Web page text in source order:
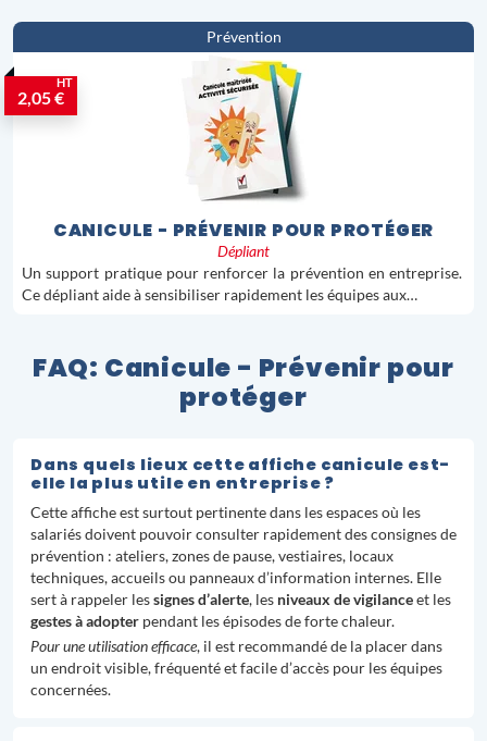
Prévention
2,05 €
HT
CANICULE - PRÉVENIR POUR PROTÉGER
Dépliant
Un support pratique pour renforcer la prévention en entreprise.
Ce dépliant aide à sensibiliser rapidement les équipes aux…
FAQ: Canicule - Prévenir pour
protéger
Dans quels lieux cette affiche canicule est-
elle la plus utile en entreprise ?
Cette affiche est surtout pertinente dans les espaces où les
salariés doivent pouvoir consulter rapidement des consignes de
prévention : ateliers, zones de pause, vestiaires, locaux
techniques, accueils ou panneaux d’information internes. Elle
sert à rappeler lessignes d’alerte, les niveaux de vigilanceet les
gestes à adopter pendant les épisodes de forte chaleur.
Pour une utilisation efficace, il est recommandé de la placer dans
un endroit visible, fréquenté et facile d’accès pour les équipes
concernées.